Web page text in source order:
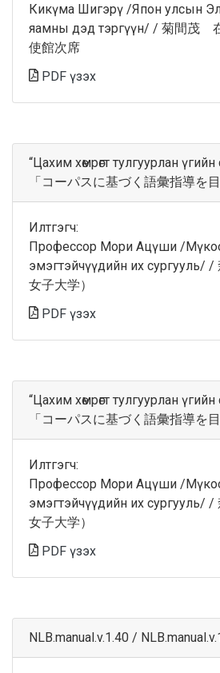
Кикүма Шигэрү /Япон улсын
яамны дэд тэргүүн/ / 菊間茂
使館次席
PDF үзэх
“Цахим хөмрөгт тулгуурлан
「コーパスに基づく語彙指導を
Илтгэгч:
Профессор Мори Ацүши /
эмэгтэйчүүдийн их сургууль/
女子大学）
PDF үзэх
“Цахим хөмрөгт тулгуурлан
「コーパスに基づく語彙指導を
Илтгэгч:
Профессор Мори Ацүши /
эмэгтэйчүүдийн их сургууль/
女子大学）
PDF үзэх
NLB.manual.v.1.40 /